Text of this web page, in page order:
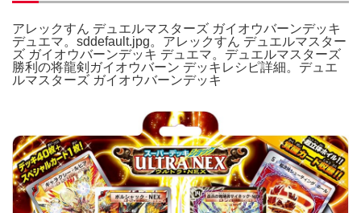
アレックすん デュエルマスターズ ガイオウバーンデッキ
デュエマ。sddefault.jpg。アレックすん デュエルマスター
ズ ガイオウバーンデッキ デュエマ。デュエルマスターズ
勝利の将龍剣ガイオウバーン デッキレシピ詳細。デュエ
ルマスターズ ガイオウバーンデッキ